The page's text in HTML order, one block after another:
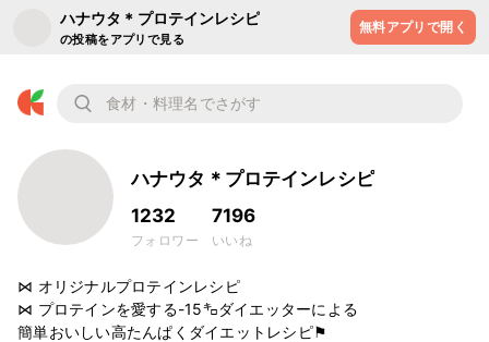
ハナウタ＊プロテインレシピ
の投稿をアプリで見る
無料アプリで開く
ハナウタ＊プロテインレシピ
1232
フォロワー
7196
いいね
⋈ オリジナルプロテインレシピ
⋈ プロテインを愛する-15㌔ダイエッターによる
簡単おいしい高たんぱくダイエットレシピ⚑